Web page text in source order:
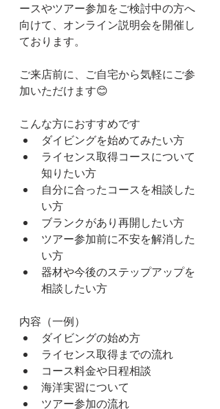
ースやツアー参加をご検討中の方へ
向けて、オンライン説明会を開催し
ております。
ご来店前に、ご自宅から気軽にご参
加いただけます😊
こんな方におすすめです
ダイビングを始めてみたい方
ライセンス取得コースについて
知りたい方
自分に合ったコースを相談した
い方
ブランクがあり再開したい方
ツアー参加前に不安を解消した
い方
器材や今後のステップアップを
相談したい方
内容（一例）
ダイビングの始め方
ライセンス取得までの流れ
コース料金や日程相談
海洋実習について
ツアー参加の流れ